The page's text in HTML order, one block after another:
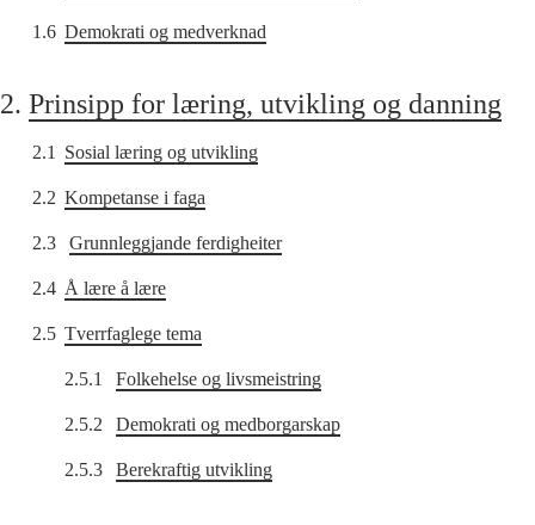
1.6 Demokrati og medverknad
2. Prinsipp for læring, utvikling og danning
2.1 Sosial læring og utvikling
2.2 Kompetanse i faga
2.3 Grunnleggjande ferdigheiter
2.4 Å lære å lære
2.5 Tverrfaglege tema
2.5.1 Folkehelse og livsmeistring
2.5.2 Demokrati og medborgarskap
2.5.3 Berekraftig utvikling